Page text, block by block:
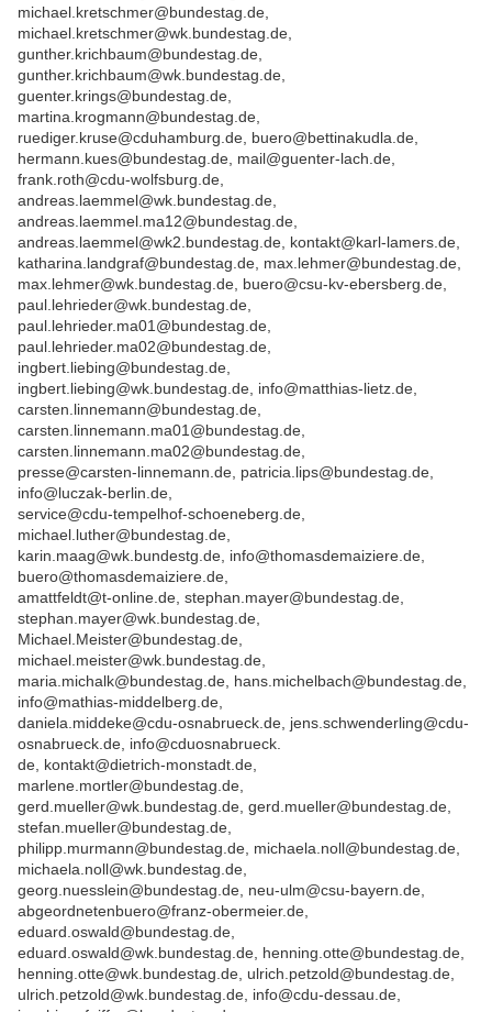
michael.kretschmer@bundestag.de,
michael.kretschmer@wk.bundestag.de,
gunther.krichbaum@bundestag.de,
gunther.krichbaum@wk.bundestag.de,
guenter.krings@bundestag.de,
martina.krogmann@bundestag.de,
ruediger.kruse@cduhamburg.de, buero@bettinakudla.de,
hermann.kues@bundestag.de, mail@guenter-lach.de,
frank.roth@cdu-wolfsburg.de,
andreas.laemmel@wk.bundestag.de,
andreas.laemmel.ma12@bundestag.de,
andreas.laemmel@wk2.bundestag.de, kontakt@karl-lamers.de,
katharina.landgraf@bundestag.de, max.lehmer@bundestag.de,
max.lehmer@wk.bundestag.de, buero@csu-kv-ebersberg.de,
paul.lehrieder@wk.bundestag.de,
paul.lehrieder.ma01@bundestag.de,
paul.lehrieder.ma02@bundestag.de,
ingbert.liebing@bundestag.de,
ingbert.liebing@wk.bundestag.de, info@matthias-lietz.de,
carsten.linnemann@bundestag.de,
carsten.linnemann.ma01@bundestag.de,
carsten.linnemann.ma02@bundestag.de,
presse@carsten-linnemann.de, patricia.lips@bundestag.de,
info@luczak-berlin.de,
service@cdu-tempelhof-schoeneberg.de,
michael.luther@bundestag.de,
karin.maag@wk.bundestg.de, info@thomasdemaiziere.de,
buero@thomasdemaiziere.de,
amattfeldt@t-online.de, stephan.mayer@bundestag.de,
stephan.mayer@wk.bundestag.de,
Michael.Meister@bundestag.de,
michael.meister@wk.bundestag.de,
maria.michalk@bundestag.de, hans.michelbach@bundestag.de,
info@mathias-middelberg.de,
daniela.middeke@cdu-osnabrueck.de, jens.schwenderling@cdu-
osnabrueck.de, info@cduosnabrueck.
de, kontakt@dietrich-monstadt.de,
marlene.mortler@bundestag.de,
gerd.mueller@wk.bundestag.de, gerd.mueller@bundestag.de,
stefan.mueller@bundestag.de,
philipp.murmann@bundestag.de, michaela.noll@bundestag.de,
michaela.noll@wk.bundestag.de,
georg.nuesslein@bundestag.de, neu-ulm@csu-bayern.de,
abgeordnetenbuero@franz-obermeier.de,
eduard.oswald@bundestag.de,
eduard.oswald@wk.bundestag.de, henning.otte@bundestag.de,
henning.otte@wk.bundestag.de, ulrich.petzold@bundestag.de,
ulrich.petzold@wk.bundestag.de, info@cdu-dessau.de,